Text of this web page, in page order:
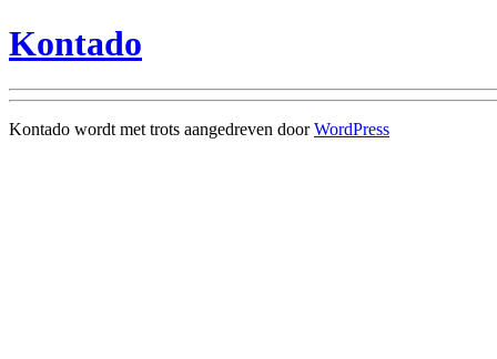
Kontado
Kontado wordt met trots aangedreven doorWordPress